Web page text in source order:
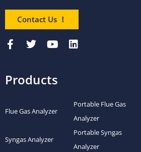
Contact Us ！
Products
Flue Gas Analyzer
Portable Flue Gas
Analyzer
Syngas Analyzer
Portable Syngas
Analyzer